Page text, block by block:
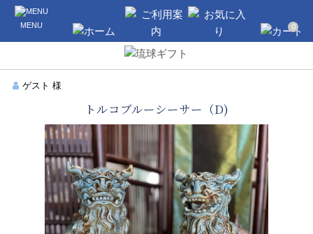
沖縄のギフト・引き出物の通販なら琉球
ギフト
ゲスト 様
トルコブルーシーサー（D)
ご利用案内
0
MENU